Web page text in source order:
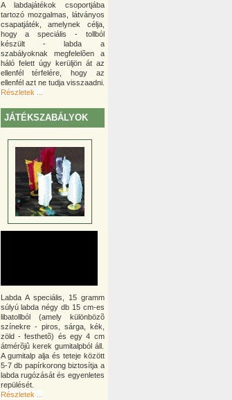
A labdajátékok csoportjába
tartozó mozgalmas, látványos
csapatjáték, amelynek célja,
hogy a speciális - tollból
készült - labda a
szabályoknak megfelelõen a
háló felett úgy kerüljön át az
ellenfél térfelére, hogy az
ellenfél azt ne tudja visszaadni.
Részletek ...
JÁTÉKSZABÁLYOK
Labda A speciális, 15 gramm
súlyú labda négy db 15 cm-es
libatollból (amely különbözõ
színekre - piros, sárga, kék,
zöld - festhetõ) és egy 4 cm
átmérõjû kerek gumitalpból áll.
A gumitalp alja és teteje között
5-7 db papírkorong biztosítja a
labda rugózását és egyenletes
repülését.
Részletek ...